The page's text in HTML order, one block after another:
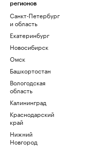
регионов
Санкт-Петербург
и область
Екатеринбург
Новосибирск
Омск
Башкортостан
Вологодская
область
Калининград
Краснодарский
край
Нижний
Новгород